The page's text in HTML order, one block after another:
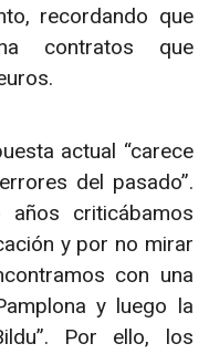
recordando que
contratos que
actual “carece
del pasado”.
años criticábamos
y por no mirar
con una
y luego la
Por ello, los